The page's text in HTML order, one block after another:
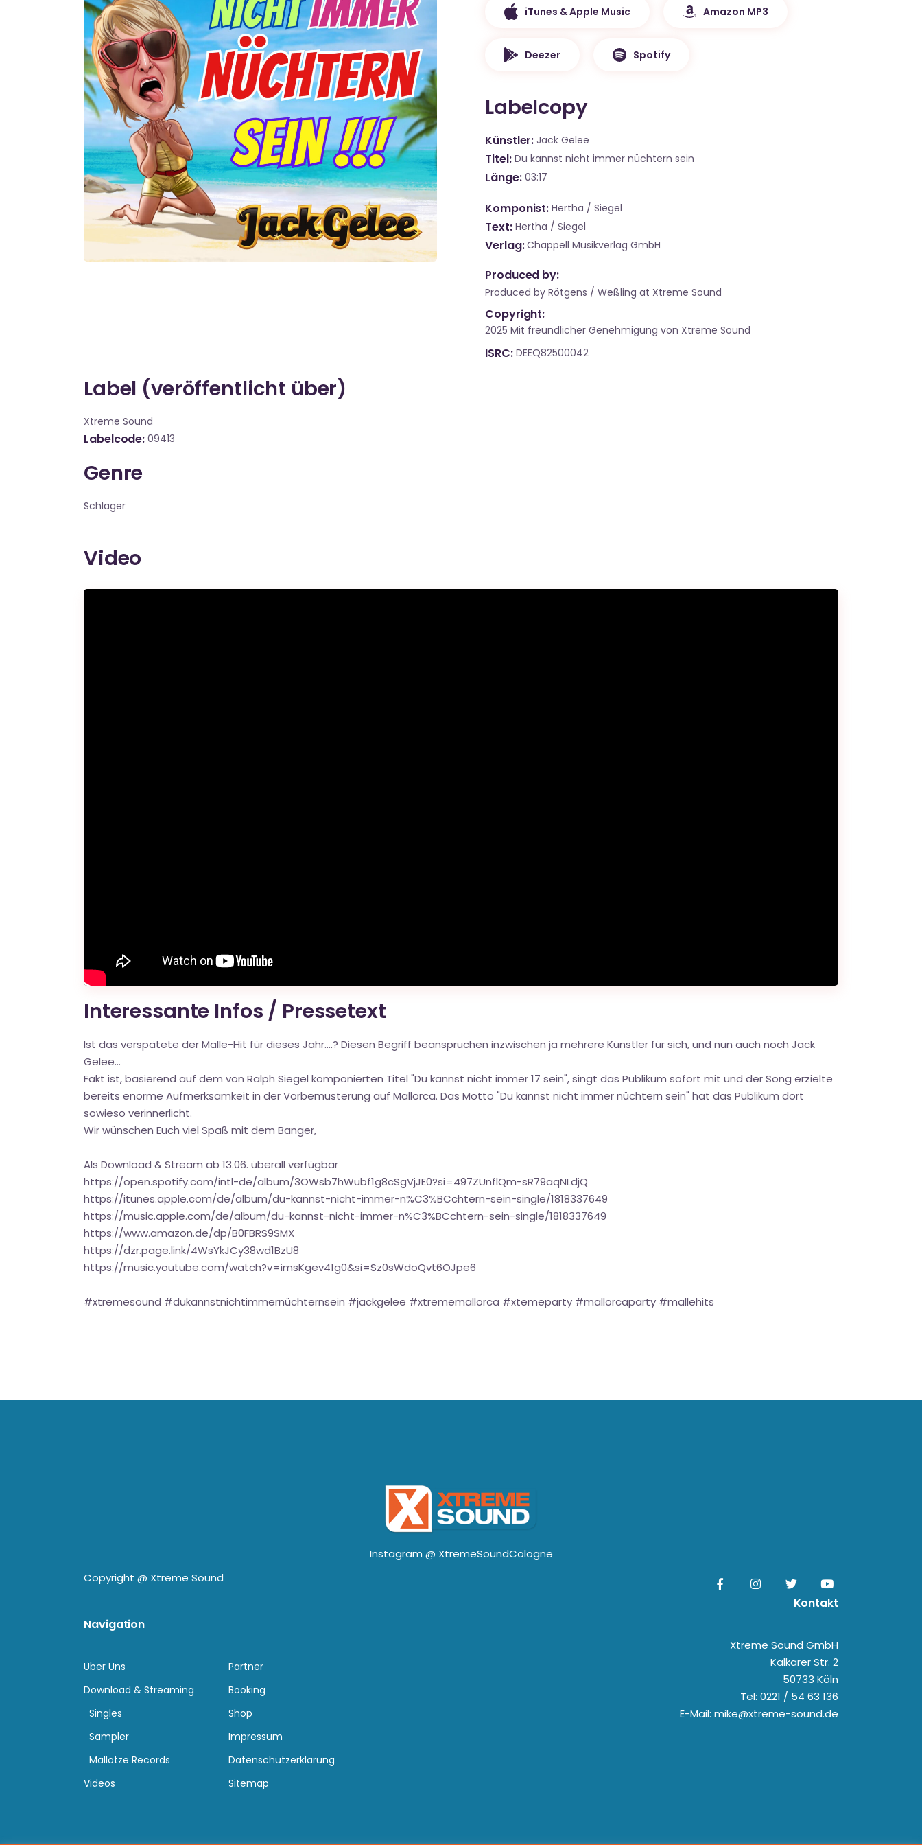
iTunes & Apple Music Amazon MP3
Deezer Spotify
Labelcopy
Künstler Jack Gelee
Titel Du kannst nicht immer nüchtern sein
Länge 03:17
Komponist Hertha / Siegel
Text Hertha / Siegel
Verlag Chappell Musikverlag GmbH
Produced by:
Produced by Rötgens / Weßling at Xtreme Sound
Copyright:
2025 Mit freundlicher Genehmigung von Xtreme Sound
ISRC DEEQ82500042
Label (veröffentlicht über)
Xtreme Sound
Labelcode 09413
Genre
Schlager
Video
Interessante Infos / Pressetext
Ist das verspätete der Malle-Hit für dieses Jahr....? Diesen Begriff beanspruchen inzwischen ja mehrere Künstler für sich, und nun auch noch Jack
Gelee...
Fakt ist, basierend auf dem von Ralph Siegel komponierten Titel "Du kannst nicht immer 17 sein", singt das Publikum sofort mit und der Song erzielte
bereits enorme Aufmerksamkeit in der Vorbemusterung auf Mallorca. Das Motto "Du kannst nicht immer nüchtern sein" hat das Publikum dort
sowieso verinnerlicht.
Wir wünschen Euch viel Spaß mit dem Banger,
Als Download & Stream ab 13.06. überall verfügbar
https://open.spotify.com/intl-de/album/3OWsb7hWubf1g8cSgVjJE0?si=497ZUnflQm-sR79aqNLdjQ
https://itunes.apple.com/de/album/du-kannst-nicht-immer-n%C3%BCchtern-sein-single/1818337649
https://music.apple.com/de/album/du-kannst-nicht-immer-n%C3%BCchtern-sein-single/1818337649
https://www.amazon.de/dp/B0FBRS9SMX
https://dzr.page.link/4WsYkJCy38wd1BzU8
https://music.youtube.com/watch?v=imsKgev41g0&si=Sz0sWdoQvt6OJpe6
#xtremesound #dukannstnichtimmernüchternsein #jackgelee #xtrememallorca #xtemeparty #mallorcaparty #mallehits
Instagram @ XtremeSoundCologne
Copyright @ Xtreme Sound
Navigation
Über Uns
Download & Streaming
Singles
Sampler
Mallotze Records
Videos
Partner
Booking
Shop
Impressum
Datenschutzerklärung
Sitemap
Kontakt
Xtreme Sound GmbH
Kalkarer Str. 2
50733 Köln
Tel: 0221 / 54 63 136
E-Mail: mike@xtreme-sound.de